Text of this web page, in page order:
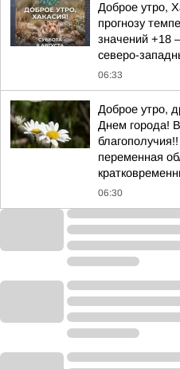
Доброе утро,
прогнозу
значений +18
северо-
06:33
Доброе утро,
Днем города!
переменная
06:30